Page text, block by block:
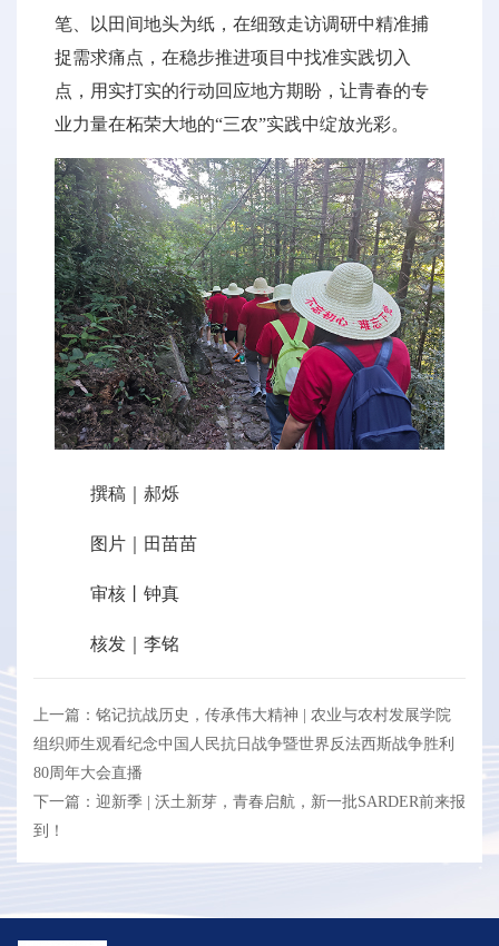
笔、以田间地头为纸，在细致走访调研中精准捕
捉需求痛点，在稳步推进项目中找准实践切入
点，用实打实的行动回应地方期盼，让青春的专
业力量在柘荣大地的“三农”实践中绽放光彩。
撰稿｜郝烁
图片｜田苗苗
审核丨钟真
核发｜李铭
上一篇：铭记抗战历史，传承伟大精神 | 农业与农村发展学院
组织师生观看纪念中国人民抗日战争暨世界反法西斯战争胜利
80周年大会直播
下一篇：迎新季 | 沃土新芽，青春启航，新一批SARDER前来报
到！